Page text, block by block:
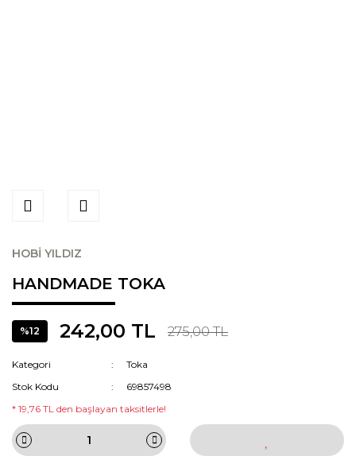
HOBİ YILDIZ
HANDMADE TOKA
%12 242,00 TL 275,00 TL
Kategori
Toka
Stok Kodu
69857498
* 19,76 TL den başlayan taksitlerle!